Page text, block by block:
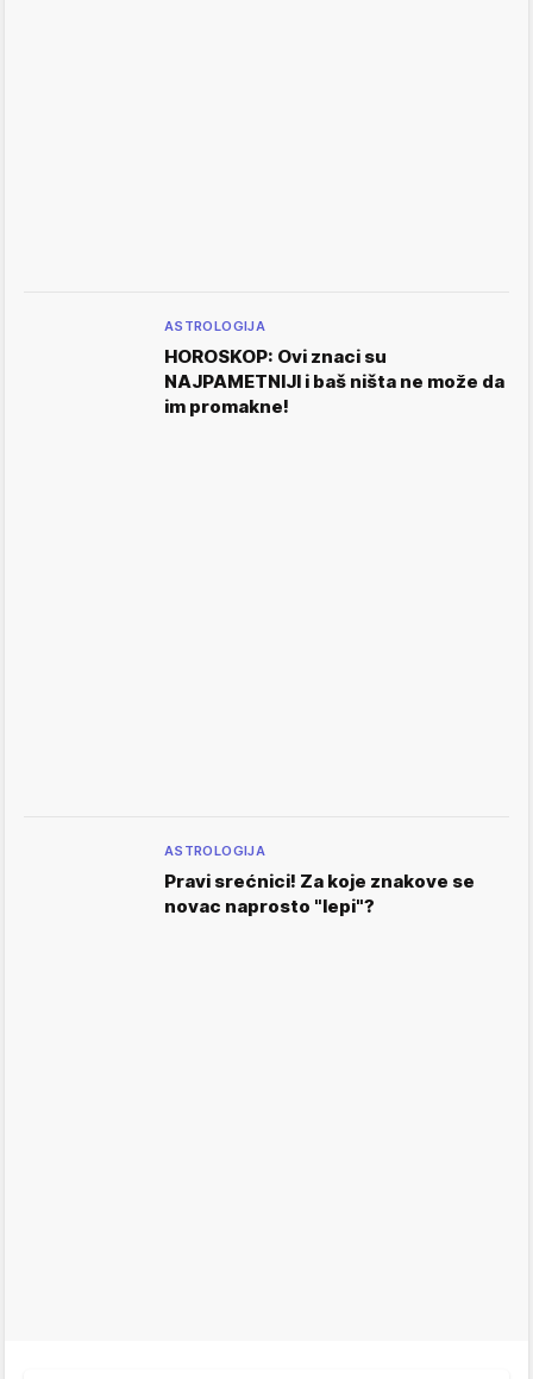
ASTROLOGIJA
HOROSKOP: Ovi znaci su
NAJPAMETNIJI i baš ništa ne može da
im promakne!
ASTROLOGIJA
Pravi srećnici! Za koje znakove se
novac naprosto "lepi"?